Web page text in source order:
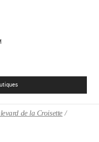
de la Croisette